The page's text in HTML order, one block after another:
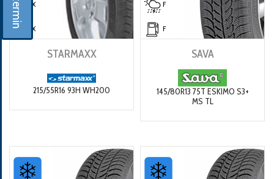
X
X
STARMAXX
215/55R16 93H WH200
F
F
SAVA
145/80R13 75T ESKIMO S3+
MS TL